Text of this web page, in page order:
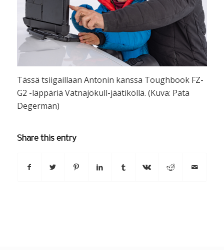
Tässä tsiigaillaan Antonin kanssa Toughbook FZ-
G2 -läppäriä Vatnajökull-jäätiköllä. (Kuva: Pata
Degerman)
Share this entry